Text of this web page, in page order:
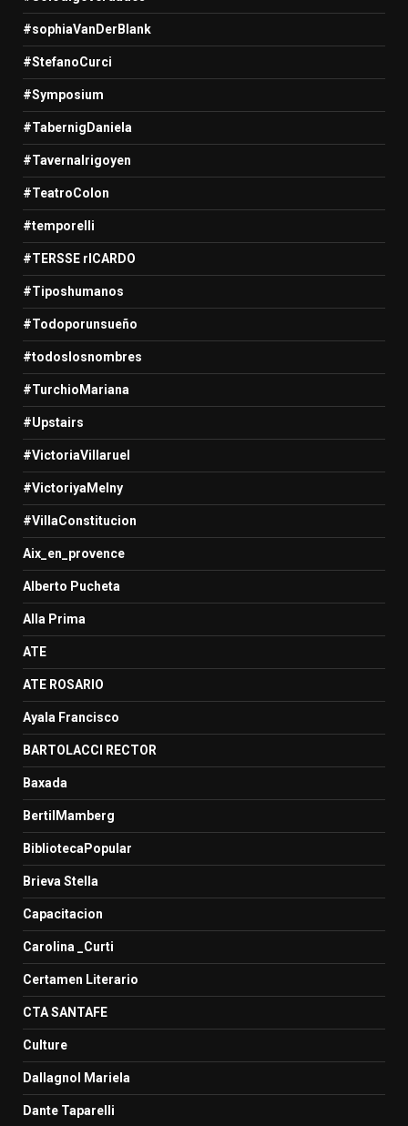
#sophiaVanDerBlank
#StefanoCurci
#Symposium
#TabernigDaniela
#TavernaIrigoyen
#TeatroColon
#temporelli
#TERSSE rICARDO
#Tiposhumanos
#Todoporunsueño
#todoslosnombres
#TurchioMariana
#Upstairs
#VictoriaVillaruel
#VictoriyaMelny
#VillaConstitucion
Aix_en_provence
Alberto Pucheta
Alla Prima
ATE
ATE ROSARIO
Ayala Francisco
BARTOLACCI RECTOR
Baxada
BertilMamberg
BibliotecaPopular
Brieva Stella
Capacitacion
Carolina _Curti
Certamen Literario
CTA SANTAFE
Culture
Dallagnol Mariela
Dante Taparelli